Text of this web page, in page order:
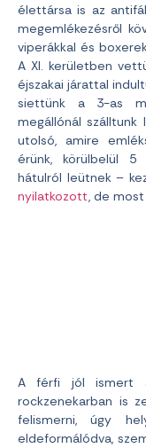
élettársa is az
megemlékezésről
viperákkal és
A XI. kerületben
éjszakai járattal
siettünk a 3-as
megállónál
utolsó, amire
érünk, körülbelül 5
hátulról leütnek –
nyilatkozott, de
A férfi jól ismert
rockzenekarban is
felismerni, úgy
eldeformálódva,